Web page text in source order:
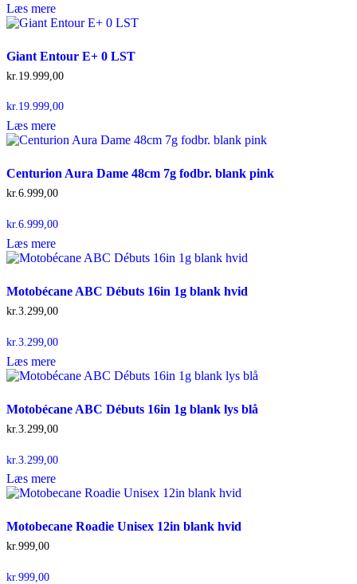
Læs mere
Giant Entour E+ 0 LST
kr. 19.999,00
kr.19.999,00
Læs mere
Centurion Aura Dame 48cm 7g fodbr. blank pink
kr.6.999,00
kr.6.999,00
Læs mere
Motobécane ABC Débuts 16in 1g blank hvid
kr.3.299,00
kr. 3.299,00
Læs mere
Motobécane ABC Débuts 16in 1g blank lys blå
kr. 3.299,00
kr. 3.299,00
Læs mere
Motobecane Roadie Unisex 12in blank hvid
kr.999,00
kr.999,00